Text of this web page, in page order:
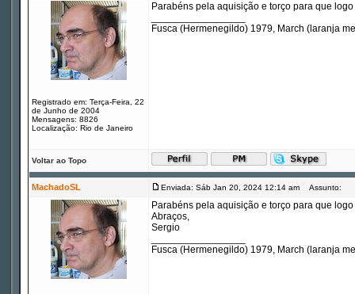
Registrado em: Terça-Feira, 22
de Junho de 2004
Mensagens: 8826
Localização: Rio de Janeiro
Parabéns pela aquisição e torço para que
Fusca (Hermenegildo) 1979, March (laranja
Voltar ao Topo
MachadoSL Enviada: Sáb Jan 20, 2024 12:14 am Assunto:
Parabéns pela aquisição e torço para que
Abraços,
Sergio
Fusca (Hermenegildo) 1979, March (laranja